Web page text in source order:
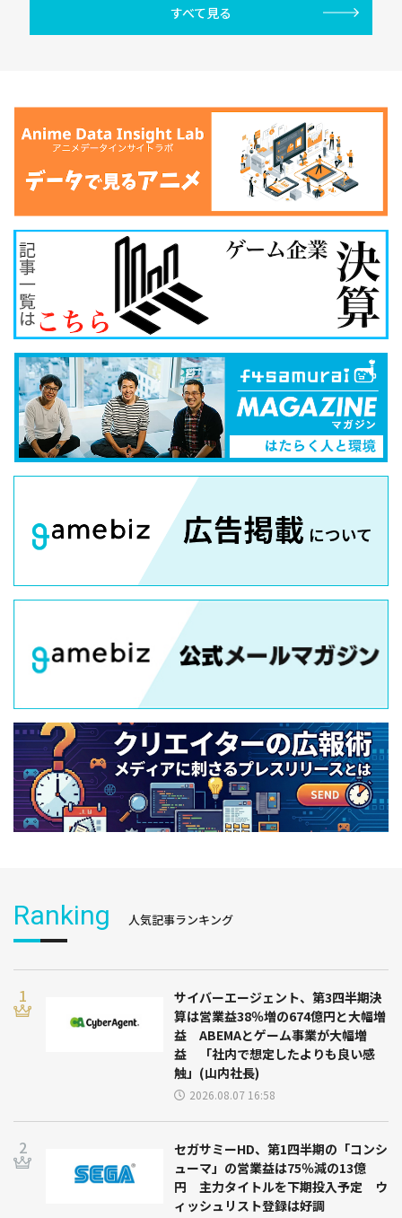
すべて見る
Ranking 人気記事ランキング
サイバーエージェント、第3四半期決
算は営業益38％増の674億円と大幅増
益 ABEMAとゲーム事業が大幅増
益 「社内で想定したよりも良い感
触」(山内社長)
2026.08.07 16:58
セガサミーHD、第1四半期の「コンシ
ューマ」の営業益は75％減の13億
円 主力タイトルを下期投入予定 ウ
ィッシュリスト登録は好調